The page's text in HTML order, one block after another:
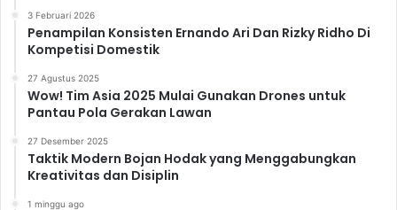
3 Februari 2026
Penampilan Konsisten Ernando Ari Dan Rizky Ridho Di
Kompetisi Domestik
27 Agustus 2025
Wow! Tim Asia 2025 Mulai Gunakan Drones untuk
Pantau Pola Gerakan Lawan
27 Desember 2025
Taktik Modern Bojan Hodak yang Menggabungkan
Kreativitas dan Disiplin
1 minggu ago